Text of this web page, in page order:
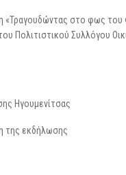
- Ταφικό
Οχυρό
«Τραγουδώντας στο φως του
Πολιτιστικού Συλλόγου
Ηγουμενίτσας
της εκδήλωσης